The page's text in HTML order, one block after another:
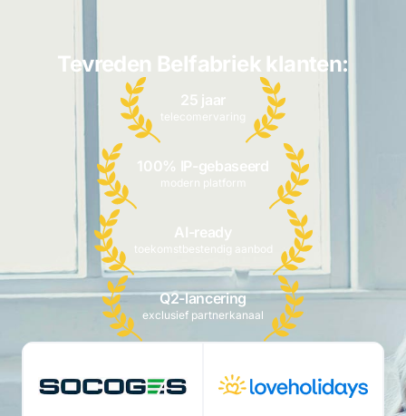
Tevreden Belfabriek klanten:
25 jaar
telecomervaring
100% IP-gebaseerd
modern platform
AI-ready
toekomstbestendig aanbod
Q2-lancering
exclusief partnerkanaal